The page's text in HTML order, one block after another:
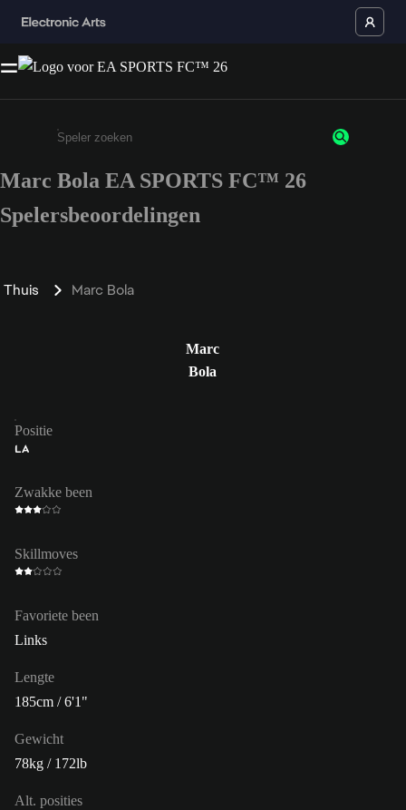
Enter a minimum of 3 characters or numbers
Marc Bola EA SPORTS FC™ 26
Spelersbeoordelingen
Thuis Marc Bola
Marc
Bola
Positie
LA
Zwakke been
Skillmoves
Favoriete been
Links
Lengte
185cm / 6'1"
Gewicht
78kg / 172lb
Alt. posities